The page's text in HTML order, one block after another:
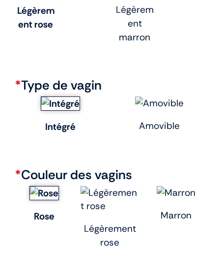
Légèrem
ent rose
Légèrem
ent
marron
*Type de vagin
Intégré Amovible
*Couleur des vagins
Rose
Légèrement
rose
Marron